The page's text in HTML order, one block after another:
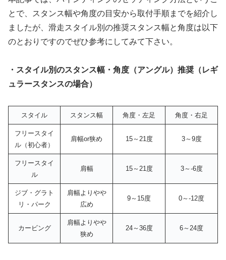
とで、スタンス幅や角度の目安から取付手順までを紹介し
ましたが、滑走スタイル別の推奨スタンス幅と角度は以下
のとおりですのでぜひ参考にしてみて下さい。
・スタイル別のスタンス幅・角度（アングル）推奨（レギ
ュラースタンスの場合）
スタイル スタンス幅 角度・左足 角度・右足
フリースタイ
ル（初心者）
肩幅or狭め 15～21度 3～9度
フリースタイ
ル
肩幅 15～21度 3～-6度
ジブ・グラト
リ・パーク
肩幅よりやや
広め
9～15度 0～-12度
カービング
肩幅よりやや
狭め
24～36度 6～24度